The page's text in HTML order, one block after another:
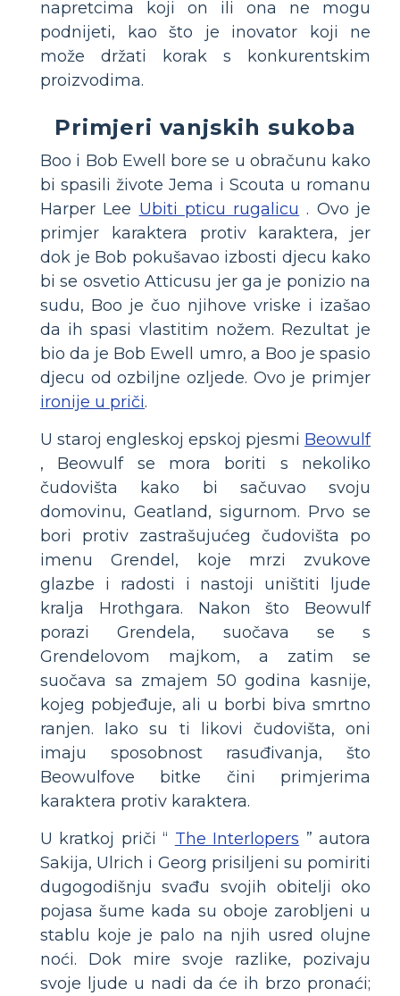
napretcima koji on ili ona ne mogu
podnijeti, kao što je inovator koji ne
može držati korak s konkurentskim
proizvodima.
Primjeri vanjskih sukoba
Boo i Bob Ewell bore se u obračunu kako
bi spasili živote Jema i Scouta u romanu
Harper Lee Ubiti pticu rugalicu . Ovo je
primjer karaktera protiv karaktera, jer
dok je Bob pokušavao izbosti djecu kako
bi se osvetio Atticusu jer ga je ponizio na
sudu, Boo je čuo njihove vriske i izašao
da ih spasi vlastitim nožem. Rezultat je
bio da je Bob Ewell umro, a Boo je spasio
djecu od ozbiljne ozljede. Ovo je primjer
ironije u priči.
U staroj engleskoj epskoj pjesmi Beowulf
, Beowulf se mora boriti s nekoliko
čudovišta kako bi sačuvao svoju
domovinu, Geatland, sigurnom. Prvo se
bori protiv zastrašujućeg čudovišta po
imenu Grendel, koje mrzi zvukove
glazbe i radosti i nastoji uništiti ljude
kralja Hrothgara. Nakon što Beowulf
porazi Grendela, suočava se s
Grendelovom majkom, a zatim se
suočava sa zmajem 50 godina kasnije,
kojeg pobjeđuje, ali u borbi biva smrtno
ranjen. Iako su ti likovi čudovišta, oni
imaju sposobnost rasuđivanja, što
Beowulfove bitke čini primjerima
karaktera protiv karaktera.
U kratkoj priči “ The Interlopers ” autora
Sakija, Ulrich i Georg prisiljeni su pomiriti
dugogodišnju svađu svojih obitelji oko
pojasa šume kada su oboje zarobljeni u
stablu koje je palo na njih usred olujne
noći. Dok mire svoje razlike, pozivaju
svoje ljude u nadi da će ih brzo pronaći;